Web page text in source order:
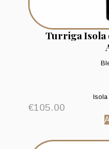
Turriga Isola
Isola
€105.00